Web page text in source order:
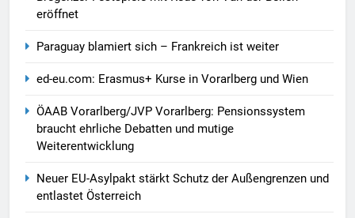
eröffnet
Paraguay blamiert sich – Frankreich ist weiter
ed-eu.com: Erasmus+ Kurse in Vorarlberg und Wien
ÖAAB Vorarlberg/JVP Vorarlberg: Pensionssystem
braucht ehrliche Debatten und mutige
Weiterentwicklung
Neuer EU-Asylpakt stärkt Schutz der Außengrenzen und
entlastet Österreich